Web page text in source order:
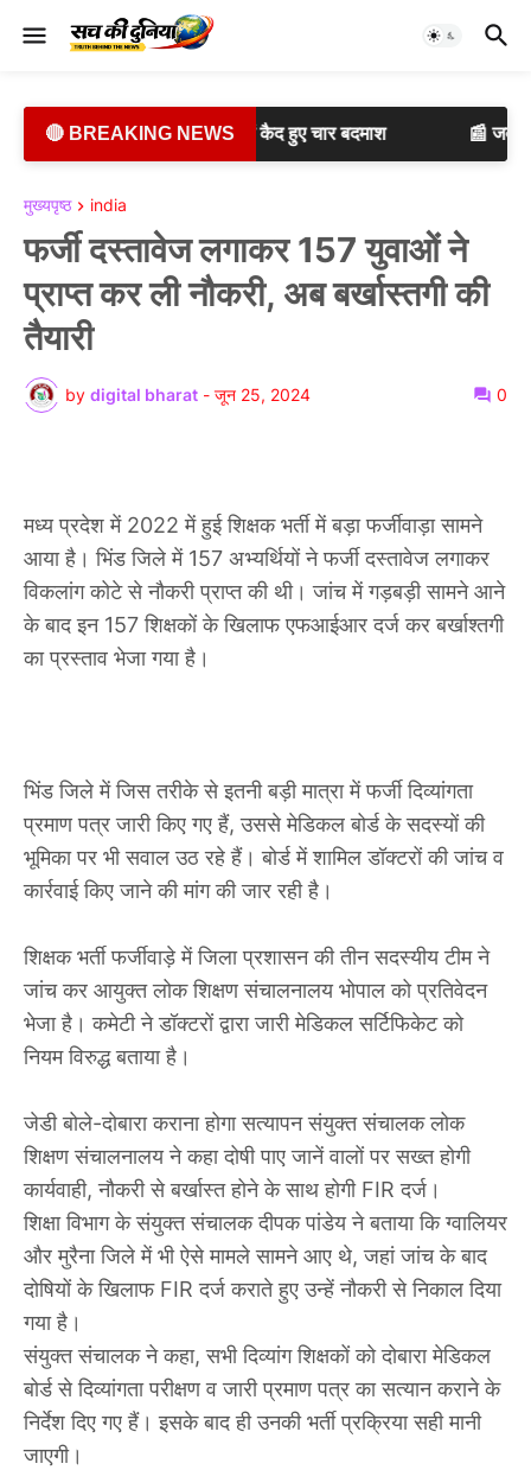
🔴 BREAKING NEWS
गांजे के लिए पैसे नहीं देने पर छात्र को मारा चाकू 📰 इन-
मुख्यपृष्ठ india
फर्जी दस्तावेज लगाकर 157 युवाओं ने
प्राप्त कर ली नौकरी, अब बर्खास्तगी की
तैयारी
by digital bharat - जून 25, 2024 0
मध्य प्रदेश में 2022 में हुई शिक्षक भर्ती में बड़ा फर्जीवाड़ा सामने
आया है। भिंड जिले में 157 अभ्यर्थियों ने फर्जी दस्तावेज लगाकर
विकलांग कोटे से नौकरी प्राप्त की थी। जांच में गड़बड़ी सामने आने
के बाद इन 157 शिक्षकों के खिलाफ एफआईआर दर्ज कर बर्खाश्तगी
का प्रस्ताव भेजा गया है।
भिंड जिले में जिस तरीके से इतनी बड़ी मात्रा में फर्जी दिव्यांगता
प्रमाण पत्र जारी किए गए हैं, उससे मेडिकल बोर्ड के सदस्यों की
भूमिका पर भी सवाल उठ रहे हैं। बोर्ड में शामिल डॉक्टरों की जांच व
कार्रवाई किए जाने की मांग की जार रही है।
शिक्षक भर्ती फर्जीवाड़े में जिला प्रशासन की तीन सदस्यीय टीम ने
जांच कर आयुक्त लोक शिक्षण संचालनालय भोपाल को प्रतिवेदन
भेजा है। कमेटी ने डॉक्टरों द्वारा जारी मेडिकल सर्टिफिकेट को
नियम विरुद्ध बताया है।
जेडी बोले-दोबारा कराना होगा सत्यापन संयुक्त संचालक लोक
शिक्षण संचालनालय ने कहा दोषी पाए जानें वालों पर सख्त होगी
कार्यवाही, नौकरी से बर्खास्त होने के साथ होगी FIR दर्ज।
शिक्षा विभाग के संयुक्त संचालक दीपक पांडेय ने बताया कि ग्वालियर
और मुरैना जिले में भी ऐसे मामले सामने आए थे, जहां जांच के बाद
दोषियों के खिलाफ FIR दर्ज कराते हुए उन्हें नौकरी से निकाल दिया
गया है।
संयुक्त संचालक ने कहा, सभी दिव्यांग शिक्षकों को दोबारा मेडिकल
बोर्ड से दिव्यांगता परीक्षण व जारी प्रमाण पत्र का सत्यान कराने के
निर्देश दिए गए हैं। इसके बाद ही उनकी भर्ती प्रक्रिया सही मानी
जाएगी।